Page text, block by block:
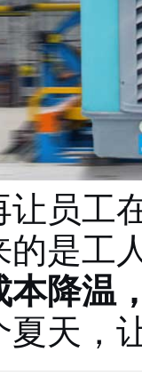
让员工
的是工
本降温
夏天，